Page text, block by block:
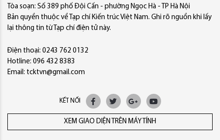
Tòa soạn: Số 389 phố Đội Cấn - phường Ngọc Hà - TP Hà Nội
Bản quyền thuộc về Tạp chí Kiến trúc Việt Nam. Ghi rõ nguồn khi lấy
lại thông tin từ Tạp chí điện tử này.
Điện thoại: 0243 762 0132
Hotline: 096 432 8383
Email: tcktvn@gmail.com
KẾT NỐI
XEM GIAO DIỆN TRÊN MÁY TÍNH